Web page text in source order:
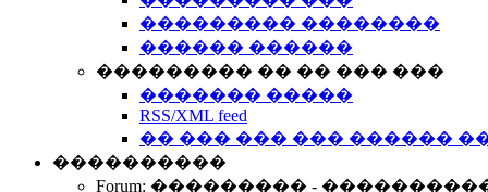
��������� ��������
������ ������
��������� �� �� ��� ���
������� �����
RSS/XML feed
�� ��� ��� ��� ������
����������
Forum: ��������� -